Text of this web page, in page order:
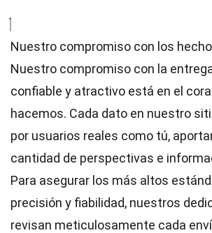
Nuestro compromiso con los
Nuestro compromiso con la
confiable y atractivo está en el
hacemos. Cada dato en nuestro
por usuarios reales como tú,
cantidad de perspectivas e
Para asegurar los más altos
precisión y fiabilidad, nuestros
revisan meticulosamente cada